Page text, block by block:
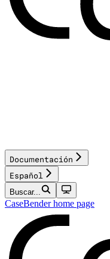
Documentación
Español
Buscar...
CaseBenderhome page